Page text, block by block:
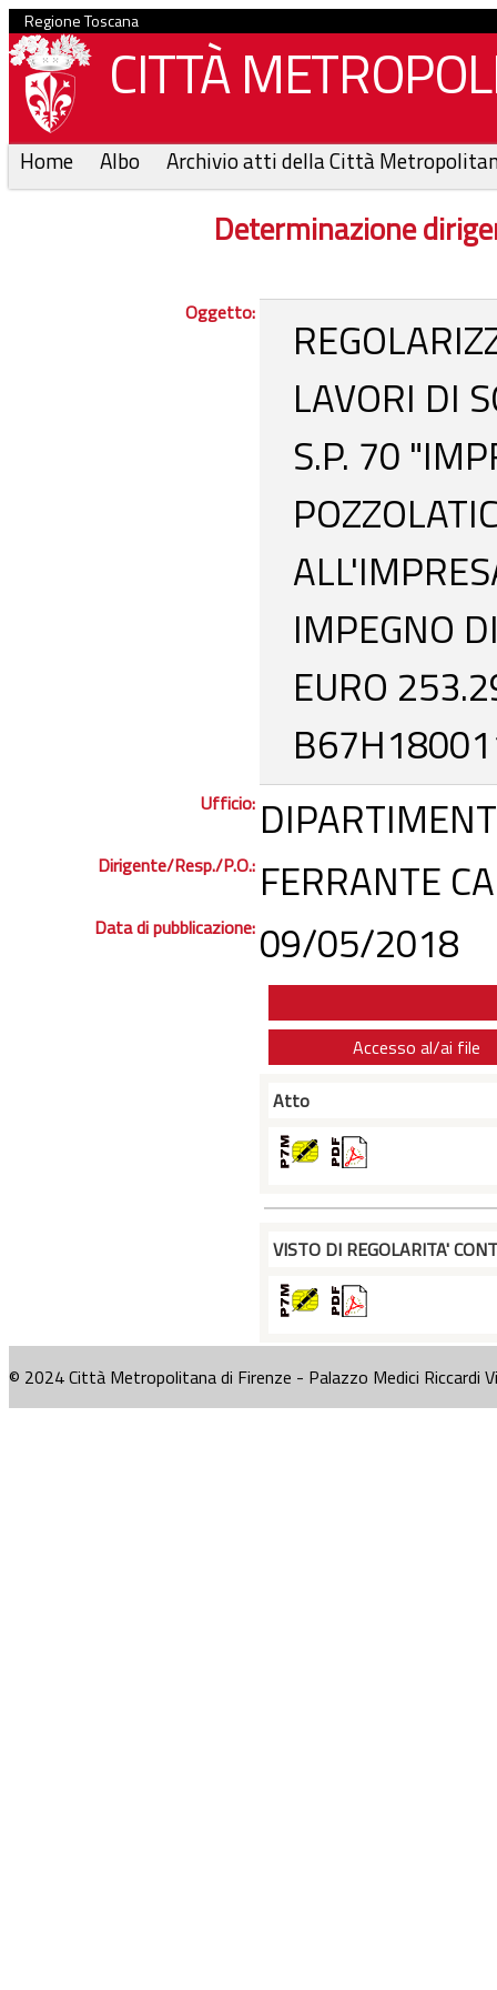
Regione Toscana
CITTÀ
Home Albo Archivio atti della Città
Determinazione
Oggetto:
LAVORI DI
S.P. 70
IMPEGNO
EURO
Ufficio:
Dirigente/Resp./P.O.: FERRANTE
Data di pubblicazione: 09/05/2018
Accesso al/ai file
Atto
VISTO DI REGOLARITA'
© 2024 Città Metropolitana di Firenze - Palazzo Medici Riccardi